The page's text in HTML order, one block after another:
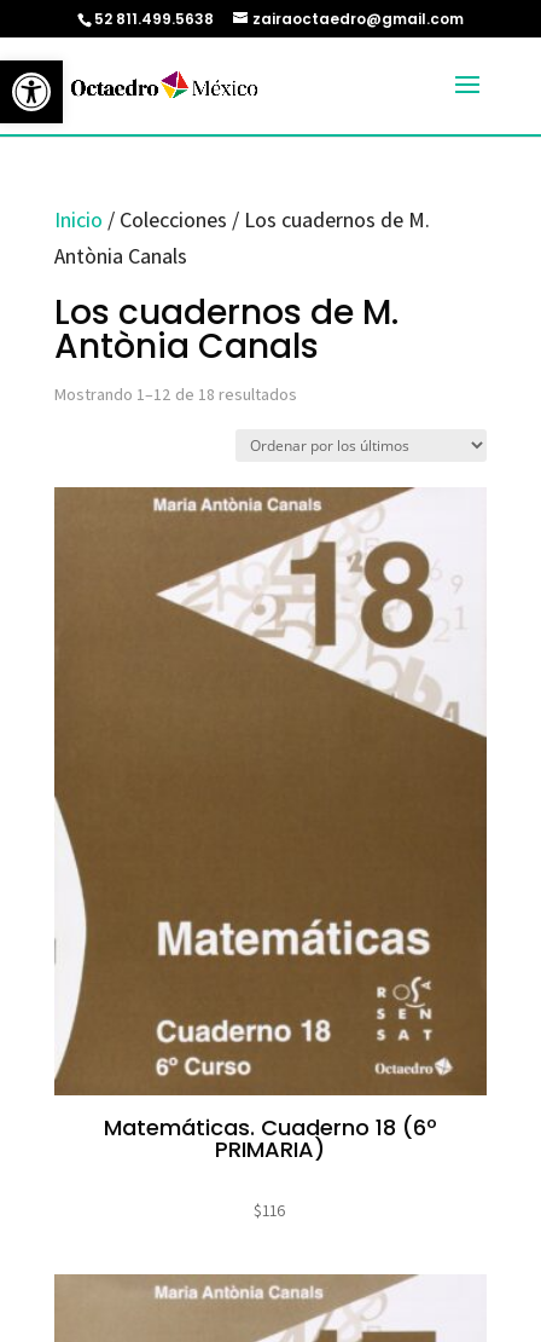
Abrir barra de herramientas
52 811.499.5638 zairaoctaedro@gmail.com
Inicio / Colecciones / Los cuadernos de M.
Antònia Canals
Los cuadernos de M.
Antònia Canals
Mostrando 1–12 de 18 resultadosOrdenado
últimos
Matemáticas. Cuaderno 18 (6º
PRIMARIA)
$116